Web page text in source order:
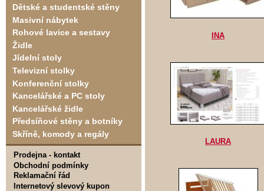
Dětské a studentské stěny
Masivní nábytek
Rohové lavice a sestavy
Židle
Jídelní stoly
Televizní stolky
Konferenční stolky
Kancelářské a PC stoly
Kancelářské židle
Předsíňové stěny a botníky
Skříně, komody a regály
Prodejna - kontakt
Obchodní podmínky
Reklamační řád
Internetový slevový kupon
INA
LAURA